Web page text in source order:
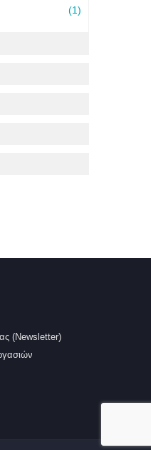
(1)
(Newsletter)